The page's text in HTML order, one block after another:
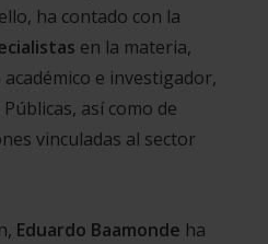
ha contado con la
en la materia,
e investigador,
así como de
vinculadas al sector
Eduardo Baamonde ha